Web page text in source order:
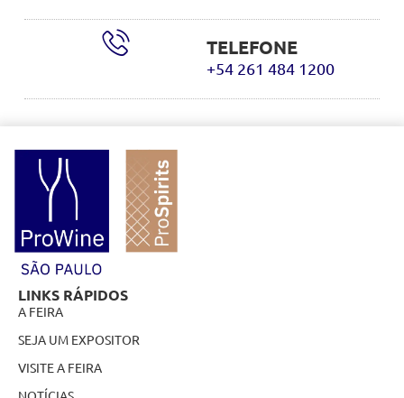
TELEFONE
+54 261 484 1200
LINKS RÁPIDOS
A FEIRA
SEJA UM EXPOSITOR
VISITE A FEIRA